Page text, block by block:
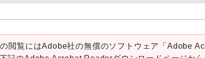
閲覧にはAdobe社の無償のソフトウェア「Adobe